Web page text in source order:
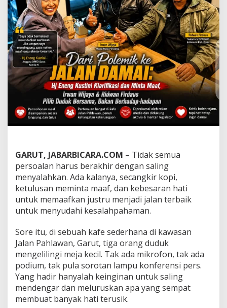
a
s
i
B
u
D
e
w
a
n
:
K
e
a
P
e
m
i
n
a
n
M
a
a
f
M
e
GARUT, JABARBICARA.COM – Tidak semua
persoalan harus berakhir dengan saling
menyalahkan. Ada kalanya, secangkir kopi,
ketulusan meminta maaf, dan kebesaran hati
untuk memaafkan justru menjadi jalan terbaik
untuk menyudahi kesalahpahaman.
Sore itu, di sebuah kafe sederhana di kawasan
Jalan Pahlawan, Garut, tiga orang duduk
mengelilingi meja kecil. Tak ada mikrofon, tak ada
podium, tak pula sorotan lampu konferensi pers.
Yang hadir hanyalah keinginan untuk saling
mendengar dan meluruskan apa yang sempat
membuat banyak hati terusik.